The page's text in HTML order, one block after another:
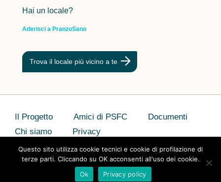
Hai un locale?
Aderisci a PranzoSano
Trova il locale più vicino a te
Il Progetto Amici di PSFC
Documenti
Chi siamo
Privacy
Questo sito utilizza cookie tecnici e cookie di profilazione di
terze parti. Cliccando su OK acconsenti all'uso dei cookie.
Ok
Privacy policy